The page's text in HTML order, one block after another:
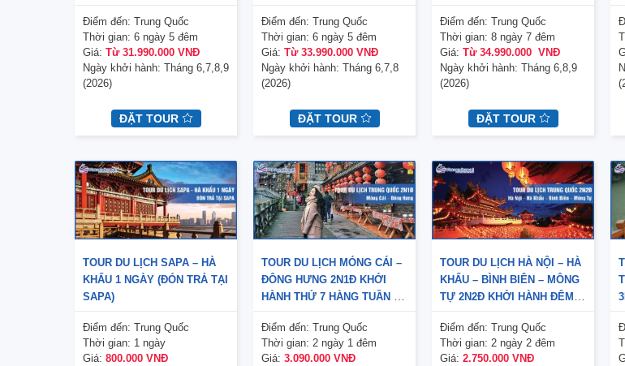
Điểm đến: Trung Quốc
Thời gian: 6 ngày 5 đêm
Giá: Từ 31.990.000 VNĐ
Ngày khởi hành: Tháng 6,7,8,9
(2026)
ĐẶT TOUR
Điểm đến: Trung Quốc
Thời gian: 6 ngày 5 đêm
Giá: Từ 33.990.000 VNĐ
Ngày khởi hành: Tháng 6,7,8
(2026)
ĐẶT TOUR
SOUTHERN AIRLINES) – NO
SHOP
Điểm đến: Trung Quốc
Thời gian: 8 ngày 7 đêm
Giá: Từ 34.990.000 VNĐ
Ngày khởi hành: Tháng 6,8,9
(2026)
ĐẶT TOUR
TOUR DU LỊCH SAPA – HÀ
KHẨU 1 NGÀY (ĐÓN TRẢ TẠI
SAPA)
Điểm đến: Trung Quốc
Thời gian: 1 ngày
Giá: 800.000 VNĐ
TOUR DU LỊCH MÓNG CÁI –
ĐÔNG HƯNG 2N1Đ KHỞI
HÀNH THỨ 7 HÀNG TUẦN (1
Điểm đến: Trung Quốc
Thời gian: 2 ngày 1 đêm
Giá: 3.090.000 VNĐ
TOUR DU LỊCH HÀ NỘI – HÀ
KHẨU – BÌNH BIÊN – MÔNG
TỰ 2N2Đ KHỞI HÀNH ĐÊM
Điểm đến: Trung Quốc
Thời gian: 2 ngày 2 đêm
Giá: 2.750.000 VNĐ